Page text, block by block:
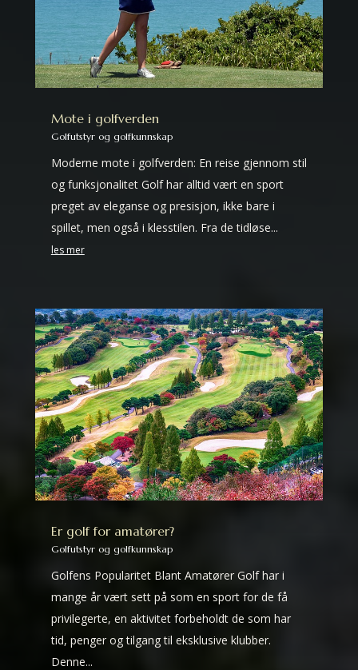
Mote i golfverden
Golfutstyr og golfkunnskap
Moderne mote i golfverden: En reise gjennom stil
og funksjonalitet Golf har alltid vært en sport
preget av eleganse og presisjon, ikke bare i
spillet, men også i klesstilen. Fra de tidløse...
les mer
Er golf for amatører?
Golfutstyr og golfkunnskap
Golfens Popularitet Blant Amatører Golf har i
mange år vært sett på som en sport for de få
privilegerte, en aktivitet forbeholdt de som har
tid, penger og tilgang til eksklusive klubber.
Denne...